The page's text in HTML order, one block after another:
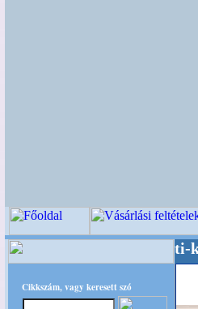
Cikkszám, vagy keresett szó
, Kegyeleti-